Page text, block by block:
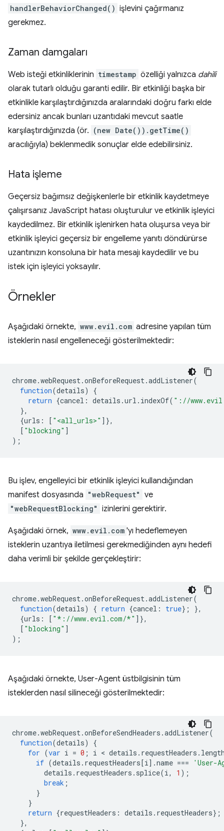
handlerBehaviorChanged() işlevini çağırmanız
gerekmez.
Zaman damgaları
Web isteği etkinliklerinin timestamp özelliği yalnızca dahili
olarak tutarlı olduğu garanti edilir. Bir etkinliği başka bir
etkinlikle karşılaştırdığınızda aralarındaki doğru farkı elde
edersiniz ancak bunları uzantıdaki mevcut saatle
karşılaştırdığınızda (ör. (new Date()).getTime()
aracılığıyla) beklenmedik sonuçlar elde edebilirsiniz.
Hata işleme
Geçersiz bağımsız değişkenlerle bir etkinlik kaydetmeye
çalışırsanız JavaScript hatası oluşturulur ve etkinlik işleyici
kaydedilmez. Bir etkinlik işlenirken hata oluşursa veya bir
etkinlik işleyici geçersiz bir engelleme yanıtı döndürürse
uzantınızın konsoluna bir hata mesajı kaydedilir ve bu
istek için işleyici yoksayılır.
Örnekler
Aşağıdaki örnekte, www.evil.com adresine yapılan tüm
isteklerin nasıl engelleneceği gösterilmektedir:
chrome.webRequest.onBeforeRequest.addListener(
function(details)
{
return {cancel : details .url . indexOf( "://
},
{urls : [ "<all_urls>" ]},
[ "blocking" ]
);
Bu işlev, engelleyici bir etkinlik işleyici kullandığından
manifest dosyasında "webRequest" ve
"webRequestBlocking" izinlerini gerektirir.
Aşağıdaki örnek, www.evil.com 'yı hedeflemeyen
isteklerin uzantıya iletilmesi gerekmediğinden aynı hedefi
daha verimli bir şekilde gerçekleştirir:
chrome.webRequest.onBeforeRequest.addListener(
function(details) { return {cancel : true};
},
{urls : [ "*://www.evil.com/*" ]},
[ "blocking" ]
);
Aşağıdaki örnekte, User-Agent üstbilgisinin tüm
isteklerden nasıl silineceği gösterilmektedir:
chrome.webRequest.onBeforeSendHeaders .addListener(
function(details)
{
for (var i = 0 ; i < details . requestHeaders .
if (details . requestHeaders[i].name ===
'User-
details . requestHeaders . splice(i, 1 );
break ;
}
}
return {requestHeaders : details . requestHeaders};
},